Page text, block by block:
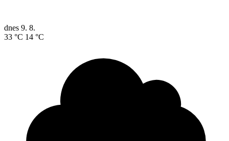
dnes 9. 8.
33 °C 14 °C